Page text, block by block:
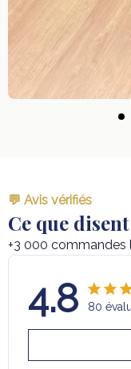
💬 Avis vérifiés
Ce que
+3 000 commandes
4.8 80